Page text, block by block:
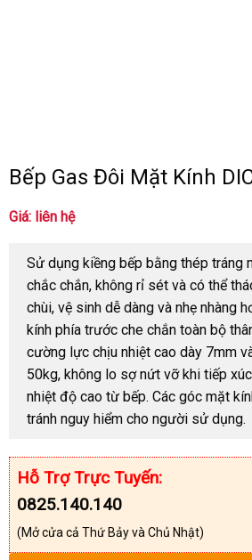
Bếp Gas Đôi Mặt Kính
Giá: liên hệ
Sử dụng kiềng bếp bằng thép tráng
chắc chắn, không rỉ sét và có thể
chùi, vệ sinh dễ dàng và nhẹ nhàng
kính phía trước che chắn toàn bộ
cường lực chịu nhiệt cao dày 7mm
50kg, không lo sợ nứt vỡ khi tiếp
nhiệt độ cao từ bếp. Các góc mặt
tránh nguy hiểm cho người sử dụng.
Hỗ Trợ Trực Tuyến:
0825.140.140
(Mở cửa cả Thứ Bảy và Chủ Nhật)